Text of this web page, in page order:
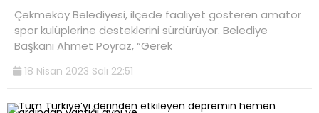
Çekmeköy Belediyesi, ilçede faaliyet gösteren amatör
spor kulüplerine desteklerini sürdürüyor. Belediye
Başkanı Ahmet Poyraz, “Gerek
18 Nisan 2023 Salı 22:51